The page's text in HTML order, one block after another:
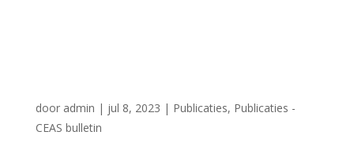
door admin | jul 8, 2023 | Publicaties, Publicaties -
CEAS bulletin